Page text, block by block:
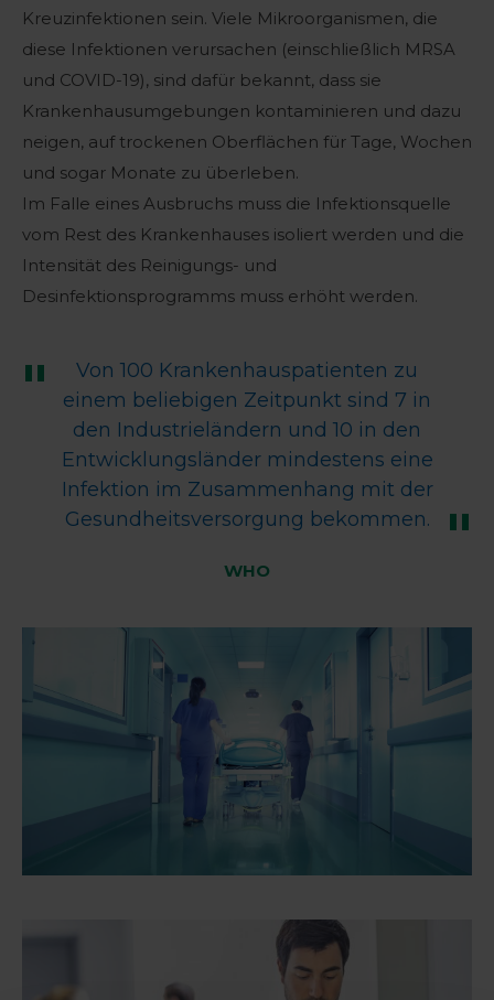
Kreuzinfektionen sein. Viele Mikroorganismen, die
diese Infektionen verursachen (einschließlich MRSA
und COVID-19), sind dafür bekannt, dass sie
Krankenhausumgebungen kontaminieren und dazu
neigen, auf trockenen Oberflächen für Tage, Wochen
und sogar Monate zu überleben.
Im Falle eines Ausbruchs muss die Infektionsquelle
vom Rest des Krankenhauses isoliert werden und die
Intensität des Reinigungs- und
Desinfektionsprogramms muss erhöht werden.
Von 100 Krankenhauspatienten zu
einem beliebigen Zeitpunkt sind 7 in
den Industrieländern und 10 in den
Entwicklungsländer mindestens eine
Infektion im Zusammenhang mit der
Gesundheitsversorgung bekommen.
WHO